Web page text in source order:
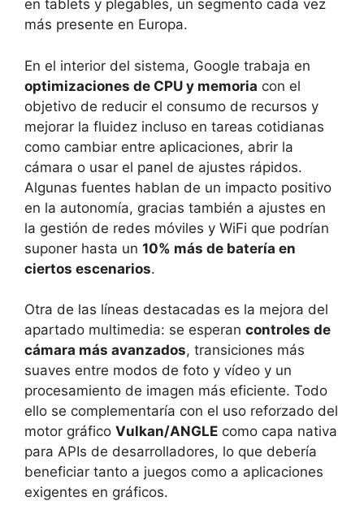
en tablets y plegables, un segmento cada vez
más presente en Europa.
En el interior del sistema, Google trabaja en
optimizaciones de CPU y memoria con el
objetivo de reducir el consumo de recursos y
mejorar la fluidez incluso en tareas cotidianas
como cambiar entre aplicaciones, abrir la
cámara o usar el panel de ajustes rápidos.
Algunas fuentes hablan de un impacto positivo
en la autonomía, gracias también a ajustes en
la gestión de redes móviles y WiFi que podrían
suponer hasta un 10% más de batería en
ciertos escenarios.
Otra de las líneas destacadas es la mejora del
apartado multimedia: se esperan controles de
cámara más avanzados, transiciones más
suaves entre modos de foto y vídeo y un
procesamiento de imagen más eficiente. Todo
ello se complementaría con el uso reforzado del
motor gráfico Vulkan/ANGLE como capa nativa
para APIs de desarrolladores, lo que debería
beneficiar tanto a juegos como a aplicaciones
exigentes en gráficos.